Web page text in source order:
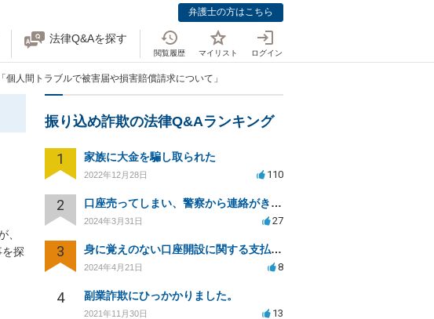
弁護士の方はこちら
法律Q&Aを探す
閲覧履歴 マイリスト ログイン
個人間トラブルで被害届や損害賠償請求について」
、
探
振り込め詐欺の法律Q&Aランキング
1 家族に大金を騙し取られた
2022年12月28日 110
2 口座売ってしまい、警察から連絡がきました。
2024年3月31日 27
3 身に覚えのない口座開設に関する支払い義務について
2024年4月21日 8
4 副業詐欺にひっかかりました。
2021年11月30日 13